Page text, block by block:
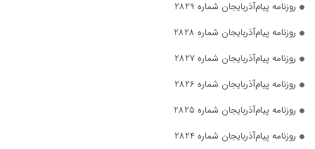
روزنامه پیام‌آذربایجان شماره 2829
روزنامه پیام‌آذربایجان شماره 2828
روزنامه پیام‌آذربایجان شماره 2827
روزنامه پیام‌آذربایجان شماره 2826
روزنامه پیام‌آذربایجان شماره 2825
روزنامه پیام‌آذربایجان شماره 2824